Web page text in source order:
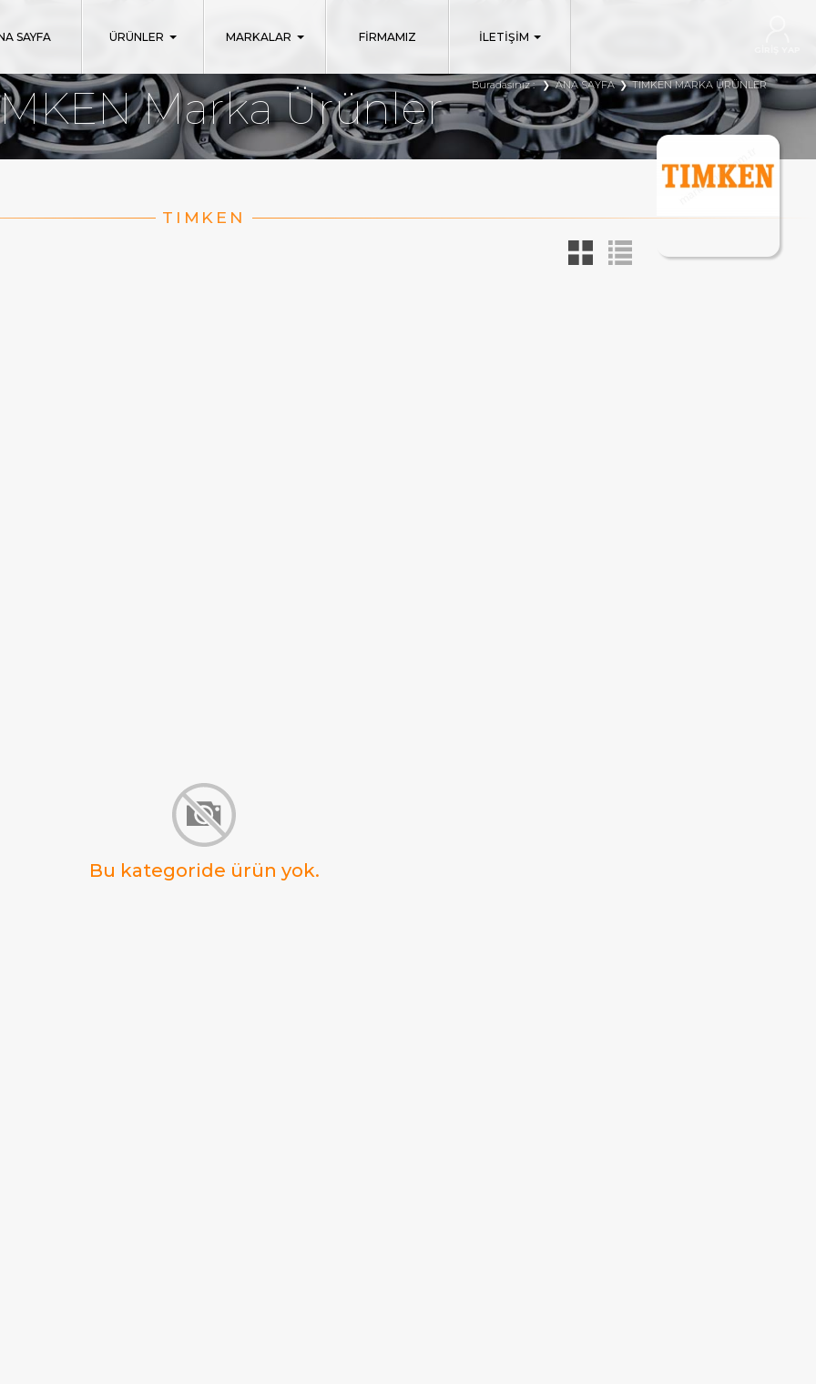
SAYFA ÜRÜNLER MARKALAR FİRMAMIZ İLETİŞİM
Buradasınız : TIMKEN MARKA ÜRÜNLER
ANA SAYFA
Marka Ürünler
Bu kategoride ürün yok.